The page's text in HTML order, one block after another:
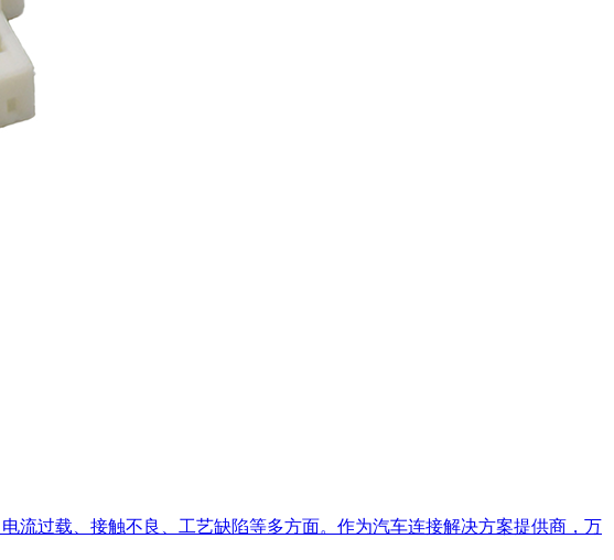
流过载、接触不良、工艺缺陷等多方面。作为汽车连接解决方案提供商，万